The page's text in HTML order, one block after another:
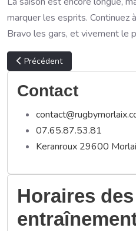
marquer les esprits. Continuez
Bravo les gars, et vivement le
Article précédent : Le RCPM
Précédent
Contact
07.65.87.53.81
Keranroux 29600
Horaires des